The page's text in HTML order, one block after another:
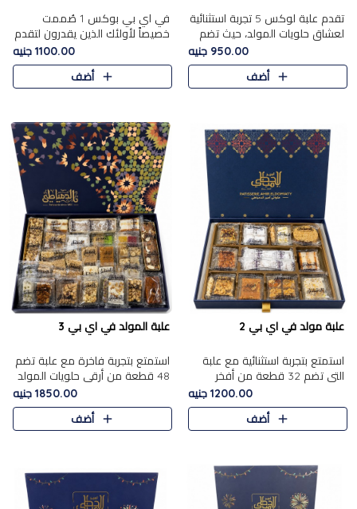
تقدم علبة لوكس 5 تجربة استثنائية
لعشاق حلويات المولد، حيث تضم
42 قطعة من تشكيلة فاخرة تجمع
بين أشهر الأصناف التقليدية وأصناف
مميزة مختارة بع..
950.00 جنيه
أضف
في اي بي بوكس 1 صُممت
خصيصاً لأولئك الذين يقدرون لتقدم
تجربة استثنائية بوكس تجمع بين
أفخر حلويات المولد المصري مع
تشكيلة مختارة من الأصناف ..
1100.00 جنيه
أضف
علبة مولد في اي بي 2
استمتع بتجربة استثنائية مع علبة
التي تضم 32 قطعة من أفخر
حلويات المولد الشرقية، في تشكيلة
تجمع بين الأصالة والاختيارات
الفاخرة. تحتوي العلبة..
1200.00 جنيه
أضف
علبة المولد في اي بي 3
استمتع بتجربة فاخرة مع علبة تضم
48 قطعة من أرقى حلويات المولد
الشرقية، في تشكيلة تجمع بين
الأصناف التقليدية الفاخرة والاختيارات
1850.00 جنيه
أضف